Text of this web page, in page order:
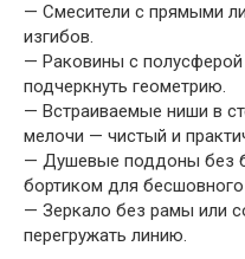
— Смесители с прямыми
изгибов.
— Раковины с
подчеркнуть геометрию.
— Встраиваемые ниши в
мелочи — чистый и
— Душевые поддоны без
бортиком для
— Зеркало без рамы или
перегружать линию.